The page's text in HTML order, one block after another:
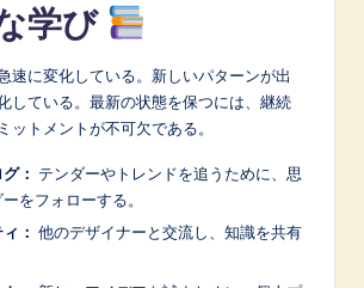
学び
速に変化している。新しいパターンが出
している。最新の状態を保つには、継続
ットメントが不可欠である。
： テンダーやトレンドを追うために、思
をフォローする。
： 他のデザイナーと交流し、知識を共有